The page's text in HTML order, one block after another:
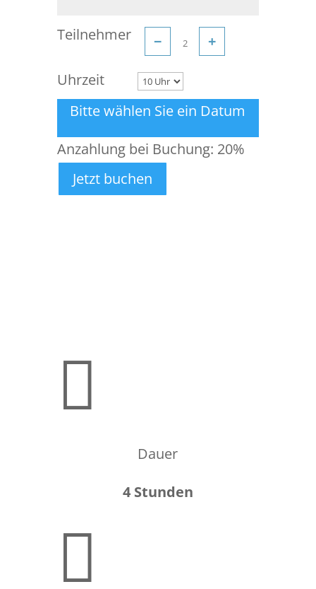
Teilnehmer −
+
Uhrzeit
Bitte wählen Sie ein Datum
Anzahlung bei Buchung: 20%
Jetzt buchen

Dauer
4 Stunden
